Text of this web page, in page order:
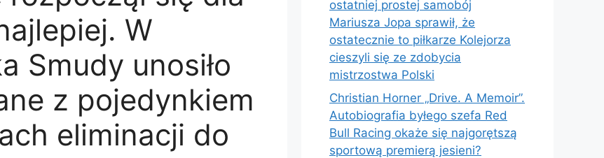
W
Smudy unosiło
z pojedynkiem
eliminacji do
ostatniej prostej samobój
Mariusza Jopa sprawił, że
ostatecznie to piłkarze Kolejorza
cieszyli się ze zdobycia
mistrzostwa Polski
Christian Horner „Drive. A Memoir”.
Autobiografia byłego szefa Red
Bull Racing okaże się najgorętszą
sportową premierą jesieni?